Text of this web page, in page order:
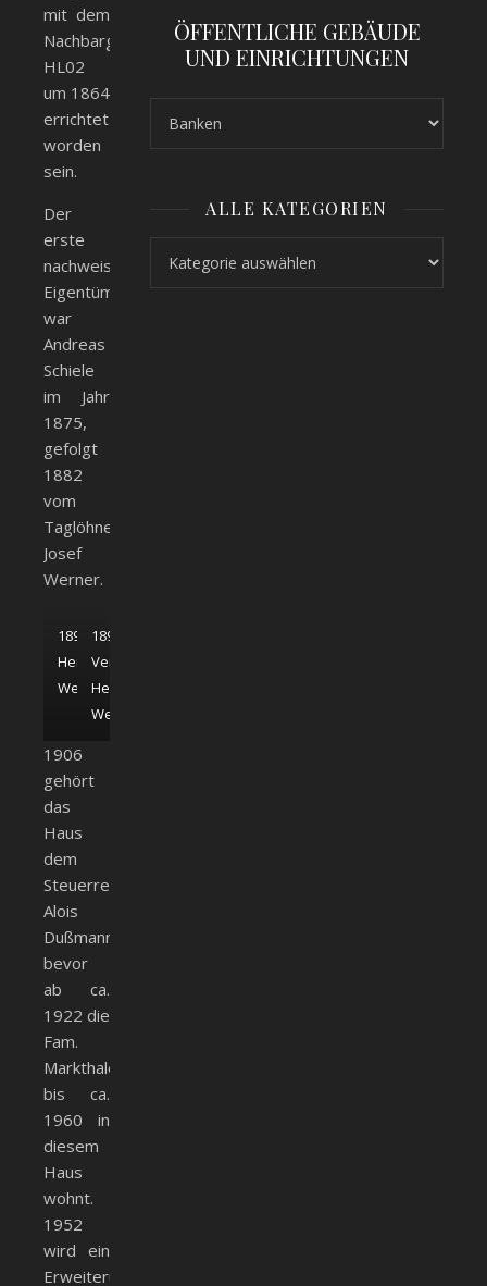
mit dem
Nachbargebäude
HL02
um 1864
errichtet
worden
sein.
Der
erste
nachweisbare
Eigentümer
war
Andreas
Schiele
im Jahr
1875,
gefolgt
1882
vom
Taglöhner
Josef
Werner.
1899;
Heimatmuseum
Weißenhorn
1899,
Vergrößerung;
Heimatmuseum
Weißenhorn
1906
gehört
das
Haus
dem
Steuerrevisor
Alois
Dußmann,
bevor
ab ca.
1922 die
Fam.
Markthaler
bis ca.
1960 in
diesem
Haus
wohnt.
1952
wird ein
Erweiterungsanbau
ÖFFENTLICHE GEBÄUDE
UND EINRICHTUNGEN
ALLE KATEGORIEN